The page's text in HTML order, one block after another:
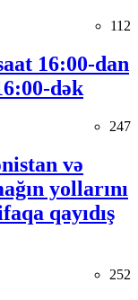
112
16:00-dan
dək
247
və
yollarını
qayıdış
252